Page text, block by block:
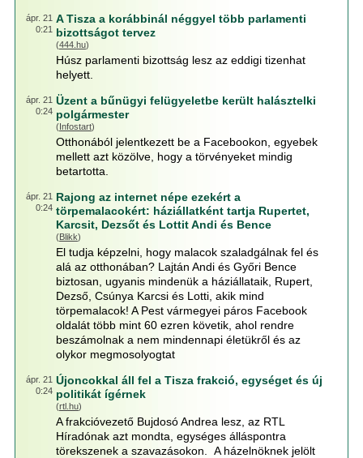
ápr. 21
0:21
A Tisza a korábbinál néggyel több parlamenti
bizottságot tervez
(444.hu)
Húsz parlamenti bizottság lesz az eddigi tizenhat
helyett.
ápr. 21
0:24
Üzent a bűnügyi felügyeletbe került halásztelki
polgármester
(Infostart)
Otthonából jelentkezett be a Facebookon, egyebek
mellett azt közölve, hogy a törvényeket mindig
betartotta.
ápr. 21
0:24
Rajong az internet népe ezekért a
törpemalacokért: háziállatként tartja Rupertet,
Karcsit, Dezsőt és Lottit Andi és Bence
(Blikk)
El tudja képzelni, hogy malacok szaladgálnak fel és
alá az otthonában? Lajtán Andi és Győri Bence
biztosan, ugyanis mindenük a háziállataik, Rupert,
Dezső, Csúnya Karcsi és Lotti, akik mind
törpemalacok! A Pest vármegyei páros Facebook
oldalát több mint 60 ezren követik, ahol rendre
beszámolnak a nem mindennapi életükről és az
olykor megmosolyogtat
ápr. 21
0:24
Újoncokkal áll fel a Tisza frakció, egységet és új
politikát ígérnek
(rtl.hu)
A frakcióvezető Bujdosó Andrea lesz, az RTL
Híradónak azt mondta, egységes álláspontra
törekszenek a szavazásokon. A házelnöknek jelölt